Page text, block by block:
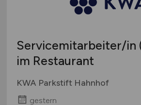
Servicemitarbeiter/in
im Restaurant
KWA Parkstift Hahnhof
gestern